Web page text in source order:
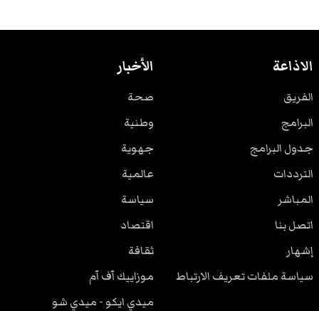
الاذاعة
الفريق
البرامج
جدول البرامج
الترددات
المباشر
اتصل بنا
إشهار
سياسة ملفات تعريف الارتباط
الأخبار
صحة
وطنية
جهوية
عالمية
سياسة
اقتصاد
ثقافة
موزاييك آف آم
ميدي ايكو - ميدي شو